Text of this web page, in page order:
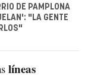
DE PAMPLONA
"LA GENTE
líneas